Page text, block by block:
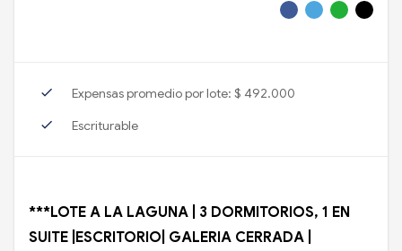
check Expensas promedio por lote: $ 492.000
check Escriturable
***LOTE A LA LAGUNA | 3 DORMITORIOS, 1 EN
SUITE |ESCRITORIO| GALERIA CERRADA |